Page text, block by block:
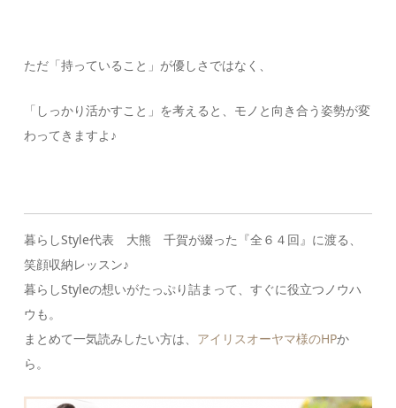
ただ「持っていること」が優しさではなく、
「しっかり活かすこと」を考えると、モノと向き合う姿勢が変
わってきますよ♪
暮らしStyle代表 大熊 千賀が綴った『全６４回』に渡る、
笑顔収納レッスン♪
暮らしStyleの想いがたっぷり詰まって、すぐに役立つノウハ
ウも。
まとめて一気読みしたい方は、 アイリスオーヤマ様のHPか
ら。